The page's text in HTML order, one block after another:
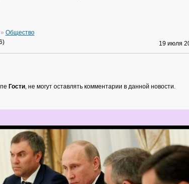
Общество
19 июля
Гости, не могут оставлять комментарии в данной новости.